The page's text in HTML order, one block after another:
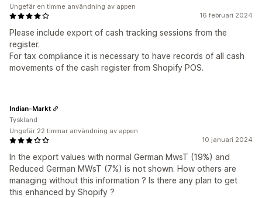
16 februari 2024
Please include export of cash tracking sessions from the
register.
For tax compliance it is necessary to have records of all cash
movements of the cash register from Shopify POS.
Ungefär en timme användning av appen
10 januari 2024
In the export values with normal German MwsT (19%) and
Reduced German MWsT (7%) is not shown. How others are
managing without this information ? Is there any plan to get
this enhanced by Shopify ?
Indian-Markt
Tyskland
Ungefär 22 timmar användning av appen